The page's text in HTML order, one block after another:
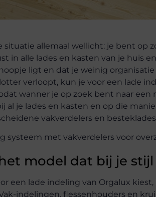
situatie allemaal wellicht: je bent op
in alle lades en kasten van je huis
ligt en dat je weinig
verloopt, kun je voor een lade
wanner je op zoek bent naar
al je lades en kasten en op die
vakverdelers en
model dat bij je
een lade indeling van Orgalux
indelingen, flessenhouders en